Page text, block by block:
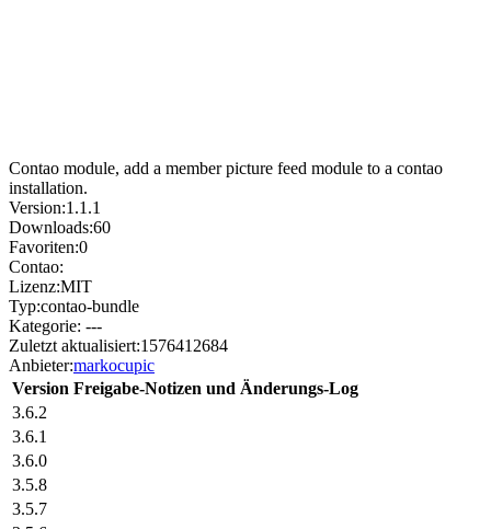
Contao module, add a member picture feed module to a contao
installation.
Version:1.1.1
Downloads:60
Favoriten:0
Contao:
Lizenz:MIT
Typ:contao-bundle
Kategorie: ---
Zuletzt aktualisiert:1576412684
Anbieter:markocupic
Version Freigabe-Notizen und Änderungs-Log
3.6.2
3.6.1
3.6.0
3.5.8
3.5.7